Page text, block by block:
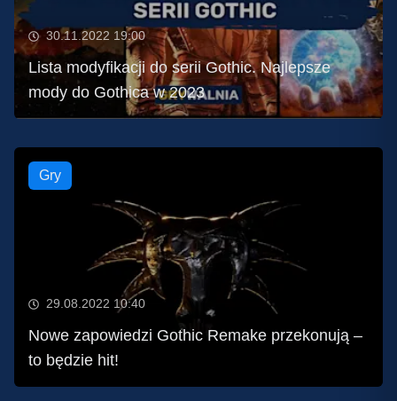
30.11.2022 19:00
Lista modyfikacji do serii Gothic. Najlepsze
mody do Gothica w 2023
Gry
29.08.2022 10:40
Nowe zapowiedzi Gothic Remake przekonują –
to będzie hit!